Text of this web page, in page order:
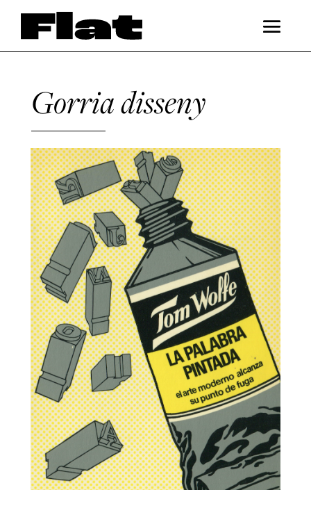
Gorria disseny